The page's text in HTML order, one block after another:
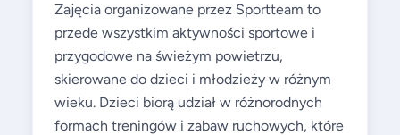
Zajęcia organizowane przez Sportteam to
przede wszystkim aktywności sportowe i
przygodowe na świeżym powietrzu,
skierowane do dzieci i młodzieży w różnym
wieku. Dzieci biorą udział w różnorodnych
formach treningów i zabaw ruchowych, które